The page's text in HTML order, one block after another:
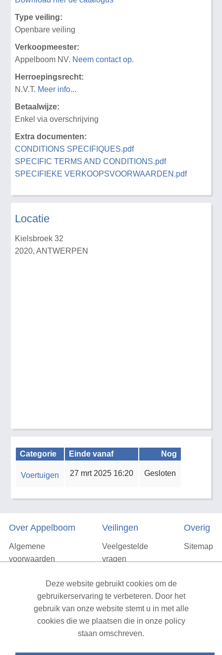
Type veiling:
Openbare veiling
Verkoopmeester:
Appelboom NV. Neem contact op.
Herroepingsrecht:
N.V.T. Meer info...
Betaalwijze:
Enkel via overschrijving
Extra documenten:
CONDITIONS SPECIFIQUES.pdf
SPECIFIC TERMS AND CONDITIONS.pdf
SPECIFIEKE VERKOOPSVOORWAARDEN.pdf
Locatie
Kielsbroek 32
2020, ANTWERPEN
Categorie Einde vanaf Nog
Voertuigen 27 mrt 2025 16:20 Gesloten
Over Appelboom
Algemene
voorwaarden
Vacatures
Contact
Veilingen
Veelgestelde
vragen
Overig
Sitemap
| All rights reserved v1.7.6 (NAD-WEB-1)
Deze website gebruikt cookies om de
gebruikerservaring te verbeteren. Door het
gebruik van onze website stemt u in met alle
cookies die we plaatsen die in onze policy
staan omschreven.